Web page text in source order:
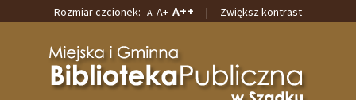
wyszukiwarki
Rozmiar czcionek: A A+ A++ | Zwiększ kontrast